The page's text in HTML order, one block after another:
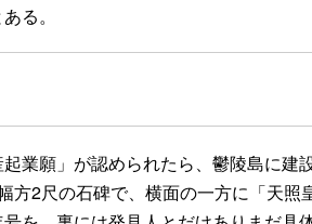
る。
業願」が認められたら、鬱陵島に建
方2尺の石碑で、横面の一方に「天